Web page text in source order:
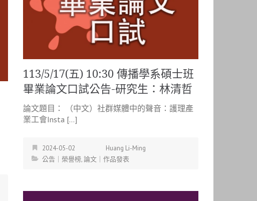
113/5/17(五) 10:30 傳播學系碩士班
畢業論文口試公告-研究生：林清哲
論文題目： （中文）社群媒體中的聲音：護理產
業工會Insta […]
2024-05-02
Huang Li-Ming
公告｜榮譽榜,論文｜作品發表